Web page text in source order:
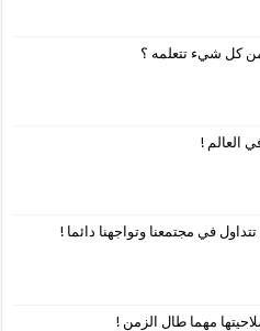
مهما طال الزمن !